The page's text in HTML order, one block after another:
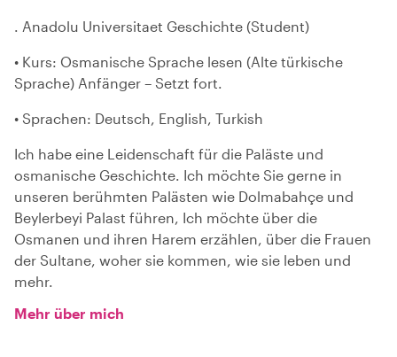
. Anadolu Universitaet Geschichte (Student)
• Kurs: Osmanische Sprache lesen (Alte türkische
Sprache) Anfänger – Setzt fort.
• Sprachen: Deutsch, English, Turkish
Ich habe eine Leidenschaft für die Paläste und
osmanische Geschichte. Ich möchte Sie gerne in
unseren berühmten Palästen wie Dolmabahçe und
Beylerbeyi Palast führen, Ich möchte über die
Osmanen und ihren Harem erzählen, über die Frauen
der Sultane, woher sie kommen, wie sie leben und
mehr.
Mehr über mich